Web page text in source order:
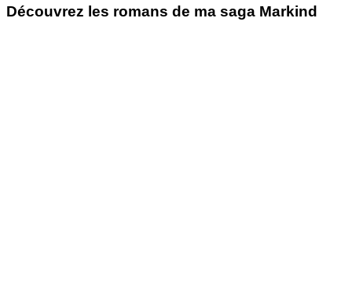
Découvrez les romans de ma saga Markind